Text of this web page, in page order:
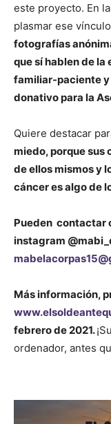
este proyecto. En
plasmar ese
fotografías
que sí hablen de
familiar-paciente y
donativo para la
Quiere destacar
miedo, porque sus
de ellos mismos y
cáncer es algo de
Pueden contactar
instagram
Más información,
febrero de 2021.
ordenador, antes